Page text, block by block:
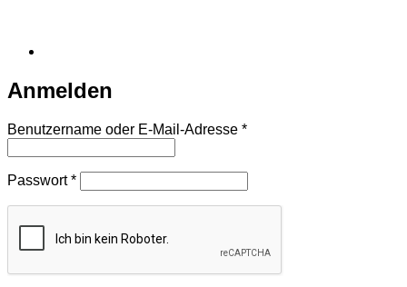
Anmelden
Benutzername oder E-Mail-Adresse *Erforderlich
Passwort*Erforderlich